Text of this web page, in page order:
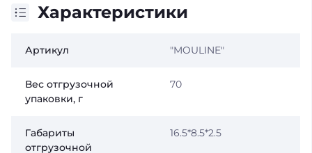
Характеристики
Артикул "MOULINE"
Вес отгрузочной
упаковки, г
70
Габариты
отгрузочной
16.5*8.5*2.5